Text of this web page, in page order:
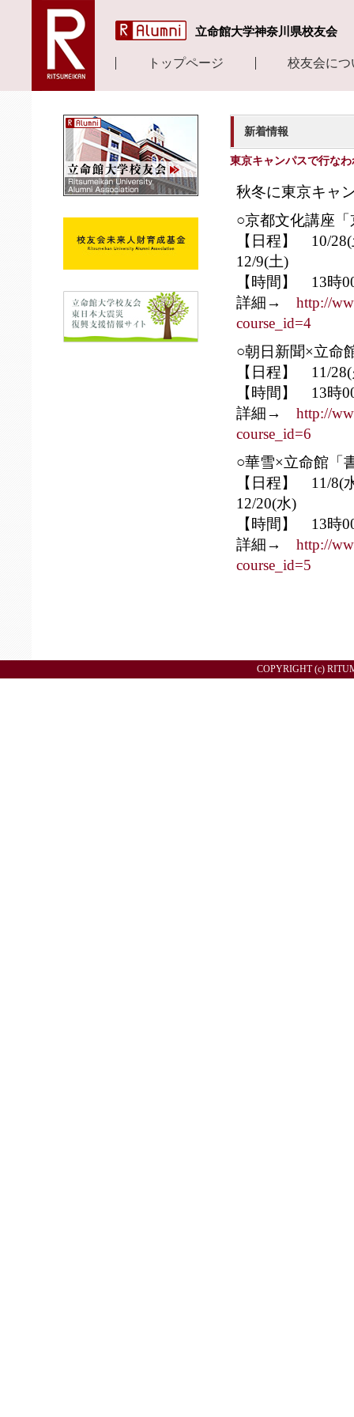
立命館大学神奈川県校友会
トップページ 校友会につ
新着情報
東京キャンパスで行な
秋冬に東京キャ
○京都文化講座
【日程】 10/
12/9(土)
【時間】 13時
詳細→ http://
course_id=4
○朝日新聞×立命
【日程】 11/
【時間】 13時
詳細→ http://
course_id=6
○華雪×立命館「
【日程】 11/8(
12/20(水)
【時間】 13時
詳細→ http://
course_id=5
COPYRIGHT (c)